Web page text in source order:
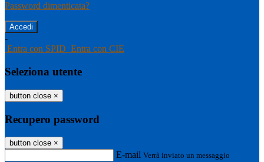
Password dimenticata?
-
Entra con SPID Entra con CIE
Seleziona utente
button close ×
Recupero password
button close ×
E-mail Verrà inviato un messaggio